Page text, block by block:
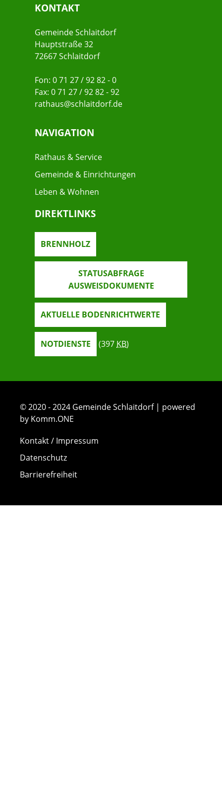
KONTAKT
Gemeinde Schlaitdorf
Hauptstraße 32
72667 Schlaitdorf
Fon: 0 71 27 / 92 82 - 0
Fax: 0 71 27 / 92 82 - 92
rathaus@schlaitdorf.de
NAVIGATION
Rathaus & Service
Gemeinde & Einrichtungen
Leben & Wohnen
DIREKTLINKS
BRENNHOLZ
STATUSABFRAGE
AUSWEISDOKUMENTE
AKTUELLE BODENRICHTWERTE
NOTDIENSTE (397 KB)
© 2020 - 2024 Gemeinde Schlaitdorf | powered
by Komm.ONE
Kontakt / Impressum
Datenschutz
Barrierefreiheit